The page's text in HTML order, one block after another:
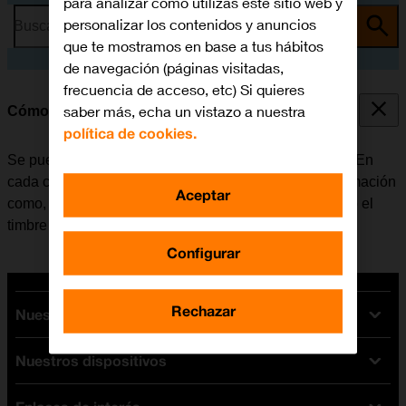
Busca por problema o tema
Cómo crear un nuevo contacto
Se pueden guardar los contactos en la guía del móvil. En
cada contacto es posible guardar varios tipos de información
como, por ejemplo, la dirección de correo electrónico o el
timbre de llamada personal.
Nuestras tarifas
Tarifas Orange
Tarifas fibra y móvil
Nuestros dispositivos
personalizar los contenidos y anuncios
que te mostramos en base a tus hábitos
de navegación (páginas visitadas,
frecuencia de acceso, etc) Si quieres
saber más, echa un vistazo a nuestra
política de cookies.
Configurar
Rechazar
Aceptar